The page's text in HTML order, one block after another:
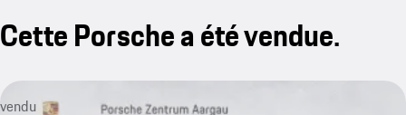
Cette Porsche a été vendue.
vendu